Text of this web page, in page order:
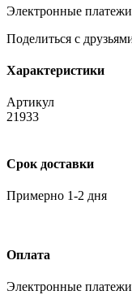
Электронные платежи
Поделиться с
Характеристики
Артикул
21933
Срок доставки
Примерно 1-2 дня
Оплата
Электронные платежи